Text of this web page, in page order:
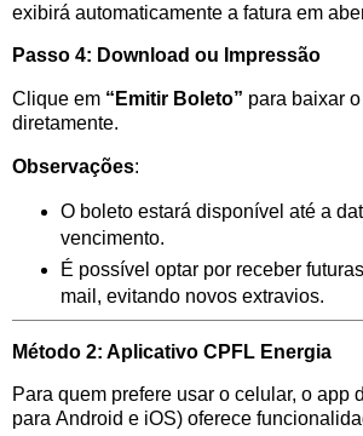
exibirá automaticamente a fatura em
Passo 4: Download ou Impressão
Clique em “Emitir Boleto” para baixar
diretamente.
Observações:
O boleto estará disponível até a
vencimento.
É possível optar por receber
mail, evitando novos extravios.
Método 2: Aplicativo CPFL Energia
Para quem prefere usar o celular, o app
para Android e iOS) oferece